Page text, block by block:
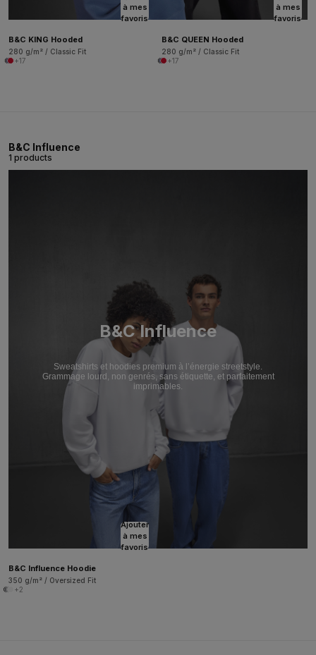
à mes
favoris
B&C KING Hooded
280 g/m² / Classic Fit
+17
à mes
favoris
B&C QUEEN Hooded
280 g/m² / Classic Fit
+17
B&C Influence
1 products
B&C Influence
Sweatshirts et hoodies premium à l’énergie streetstyle.
Grammage lourd, non genrés, sans étiquette, et parfaitement
imprimables.
Ajouter
à mes
favoris
B&C Influence Hoodie
350 g/m² / Oversized Fit
+2